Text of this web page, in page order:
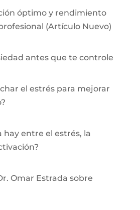
óptimo y rendimiento
(Artículo Nuevo)
antes que te controle
el estrés para mejorar
hay entre el estrés, la
Omar Estrada sobre